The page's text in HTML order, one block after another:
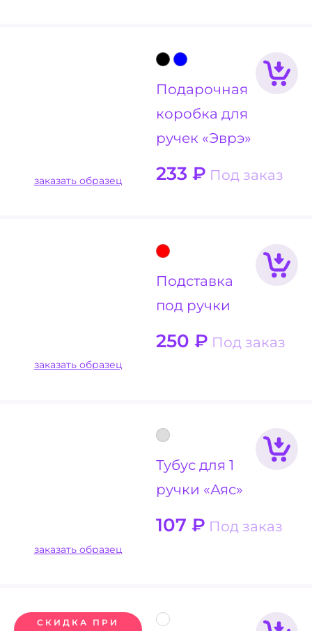
Подарочная
коробка для
ручек «Эврэ»
233 ₽ Под заказ
заказать образец
Подставка
под ручки
250 ₽ Под заказ
заказать образец
Тубус для 1
ручки «Аяс»
107 ₽ Под заказ
заказать образец
СКИДКА ПРИ